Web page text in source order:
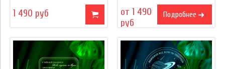
1 490 руб
от 1 490
руб
Подробнее